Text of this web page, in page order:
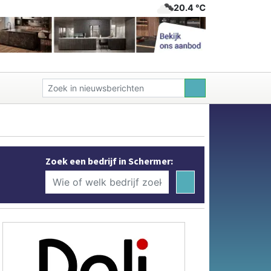
20.4 ℃
Zoek een bedrijf in Schermer: